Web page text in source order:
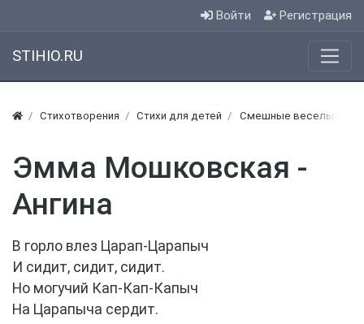
Войти Регистрация
STIHIO.RU
Стихотворения Стихи для детей Смешные веселые
Эмма Мошковская -
Ангина
В горло влез Царап-Царапыч
И сидит, сидит, сидит.
Но могучий Кап-Кап-Капыч
На Царапыча сердит.